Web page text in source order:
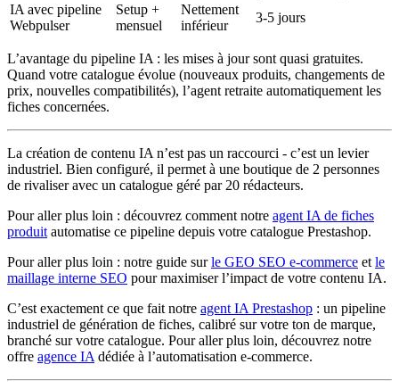
IA avec pipeline
Webpulser
Setup +
mensuel
Nettement
inférieur
3-5 jours
L’avantage du pipeline IA : les mises à jour sont quasi gratuites.
Quand votre catalogue évolue (nouveaux produits, changements de
prix, nouvelles compatibilités), l’agent retraite automatiquement les
fiches concernées.
La création de contenu IA n’est pas un raccourci - c’est un levier
industriel. Bien configuré, il permet à une boutique de 2 personnes
de rivaliser avec un catalogue géré par 20 rédacteurs.
Pour aller plus loin : découvrez comment notre agent IA de fiches
produit automatise ce pipeline depuis votre catalogue Prestashop.
Pour aller plus loin : notre guide surle GEO SEO e-commerce et le
maillage interne SEO pour maximiser l’impact de votre contenu IA.
C’est exactement ce que fait notre agent IA Prestashop : un pipeline
industriel de génération de fiches, calibré sur votre ton de marque,
branché sur votre catalogue. Pour aller plus loin, découvrez notre
offre agence IA dédiée à l’automatisation e-commerce.